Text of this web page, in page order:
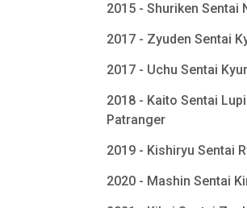
2015 - Shuriken Sentai
2017 - Zyuden Sentai
2017 - Uchu Sentai
2018 - Kaito Sentai
Patranger
2019 - Kishiryu Sentai
2020 - Mashin Sentai